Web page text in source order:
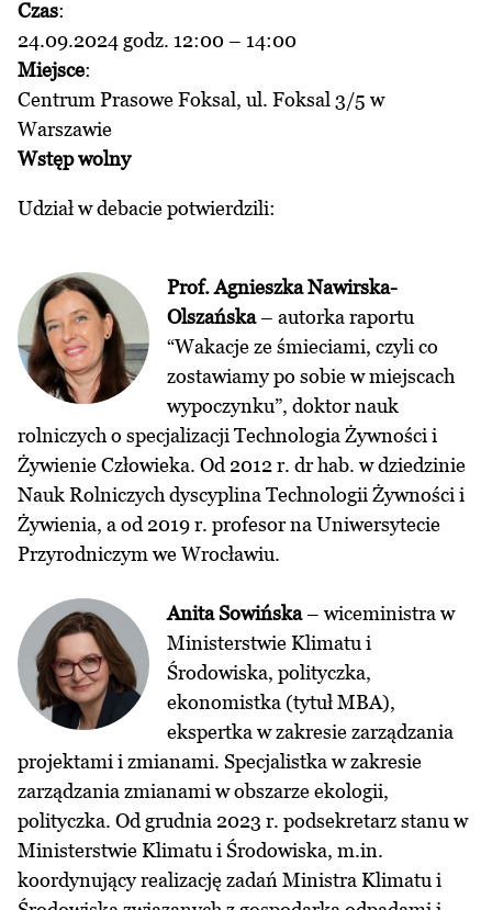
Czas:
24.09.2024 godz. 12:00 – 14:00
Miejsce:
Centrum Prasowe Foksal, ul. Foksal 3/5 w
Warszawie
Wstęp wolny
Udział w debacie potwierdzili:
Prof. Agnieszka Nawirska-
Olszańska– autorka raportu
“Wakacje ze śmieciami, czyli co
zostawiamy po sobie w miejscach
wypoczynku”, doktor nauk
rolniczych o specjalizacji Technologia Żywności i
Żywienie Człowieka. Od 2012 r. dr hab. w dziedzinie
Nauk Rolniczych dyscyplina Technologii Żywności i
Żywienia, a od 2019 r. profesor na Uniwersytecie
Przyrodniczym we Wrocławiu.
Anita Sowińska– wiceministra w
Ministerstwie Klimatu i
Środowiska, polityczka,
ekonomistka (tytuł MBA),
ekspertka w zakresie zarządzania
projektami i zmianami. Specjalistka w zakresie
zarządzania zmianami w obszarze ekologii,
polityczka. Od grudnia 2023 r. podsekretarz stanu w
Ministerstwie Klimatu i Środowiska, m.in.
koordynujący realizację zadań Ministra Klimatu i